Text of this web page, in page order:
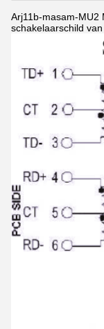
Arj11b-masam-MU2
schakelaarschild